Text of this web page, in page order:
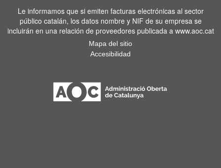
Le informamos que si emiten facturas electrónicas al sector
público catalán, los datos nombre y NIF de su empresa se
incluirán en una relación de proveedores publicada a www.aoc.cat
Mapa del sitio
Accesibilidad